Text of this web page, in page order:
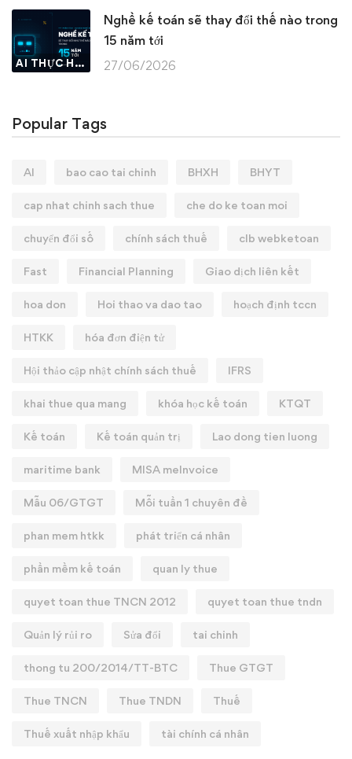
AI THỰC HÀNH
Nghề kế toán sẽ thay đổi thế nào trong
15 năm tới
27/06/2026
Popular Tags
AI bao cao tai chinh BHXH BHYT
cap nhat chinh sach thue che do ke toan moi
chuyển đổi số chính sách thuế clb webketoan
Fast Financial Planning Giao dịch liên kết
hoa don Hoi thao va dao tao hoạch định tccn
HTKK hóa đơn điện tử
Hội thảo cập nhật chính sách thuế IFRS
khai thue qua mang khóa học kế toán KTQT
Kế toán Kế toán quản trị Lao dong tien luong
maritime bank MISA meInvoice
Mẫu 06/GTGT Mỗi tuần 1 chuyên đề
phan mem htkk phát triển cá nhân
phần mềm kế toán quan ly thue
quyet toan thue TNCN 2012 quyet toan thue tndn
Quản lý rủi ro Sửa đổi tai chinh
thong tu 200/2014/TT-BTC Thue GTGT
Thue TNCN Thue TNDN Thuế
Thuế xuất nhập khẩu tài chính cá nhân